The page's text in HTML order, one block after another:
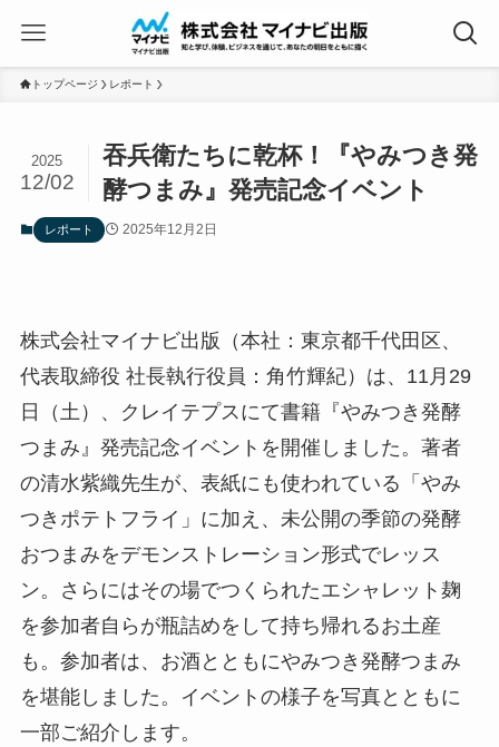
トップページ レポート
吞兵衛たちに乾杯！『やみつき発
酵つまみ』発売記念イベント
2025
12/02
レポート 2025年12月2日
株式会社マイナビ出版（本社：東京都千代田区、
代表取締役 社長執行役員：角竹輝紀）は、11月29
日（土）、クレイテプスにて書籍『やみつき発酵
つまみ』発売記念イベントを開催しました。著者
の清水紫織先生が、表紙にも使われている「やみ
つきポテトフライ」に加え、未公開の季節の発酵
おつまみをデモンストレーション形式でレッス
ン。さらにはその場でつくられたエシャレット麹
を参加者自らが瓶詰めをして持ち帰れるお土産
も。参加者は、お酒とともにやみつき発酵つまみ
を堪能しました。イベントの様子を写真とともに
一部ご紹介します。